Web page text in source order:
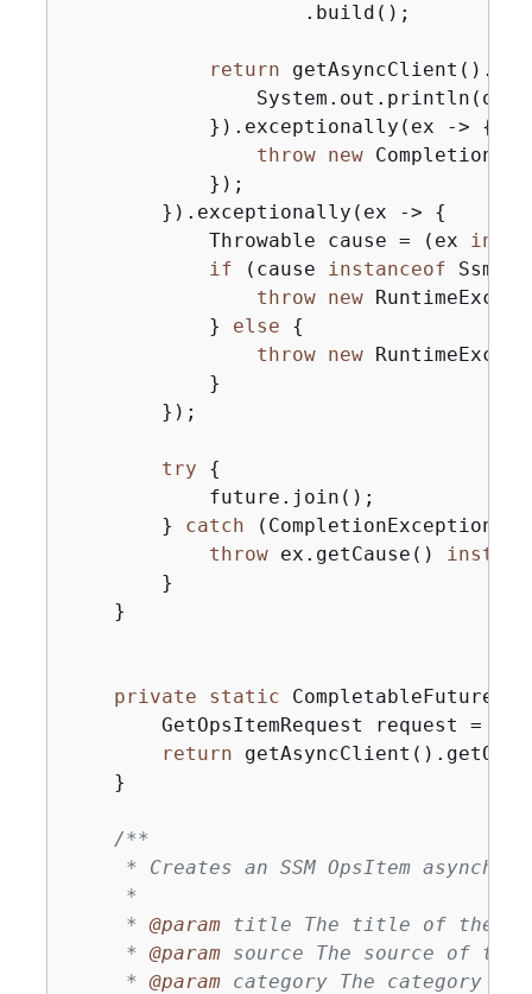
                    .build();
return
            }).exceptionally(ex ->
{
throw new
            });
        }).exceptionally(ex ->
{
            Throwable cause = (ex
if (cause instanceof
throw new
            }
else
{
throw new
            }
        });
try
{
            future.join();
        }
catch (CompletionException
throw ex.getCause()
        }
    }
private static
GetOpsItemRequest request =
return
    }
/**
* Creates an SSM OpsItem
     *
     *
@param title The title of the
     *
@param source The source of the
     *
@param category The category of